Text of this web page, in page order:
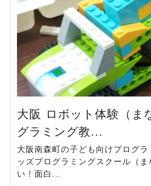
大阪 ロボット体験（ま
グラミング教...
大阪南森町の子ども向けプログ
ッズプログラミングスクール（
い！面白...